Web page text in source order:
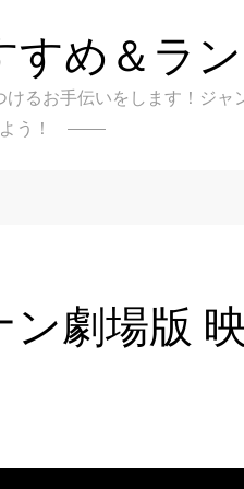
すめ＆ラ
るお手伝いをします！ジャ
う！
ン劇場版